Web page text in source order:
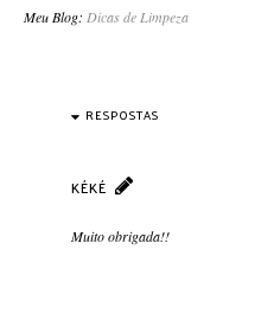
Meu Blog: Dicas de Limpeza
RESPOSTAS
KÉKÉ
Muito obrigada!!